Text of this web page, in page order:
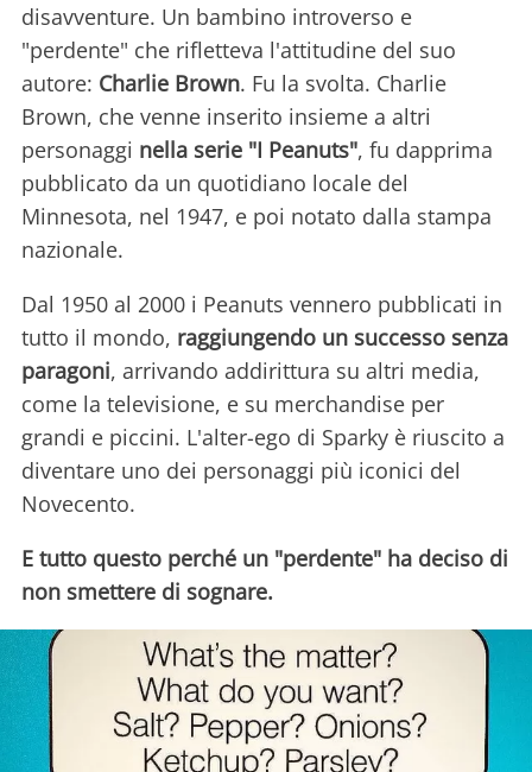
disavventure. Un bambino introverso e
"perdente" che rifletteva l'attitudine del suo
autore: Charlie Brown. Fu la svolta. Charlie
Brown, che venne inserito insieme a altri
personaggi nella serie "I Peanuts", fu dapprima
pubblicato da un quotidiano locale del
Minnesota, nel 1947, e poi notato dalla stampa
nazionale.
Dal 1950 al 2000 i Peanuts vennero pubblicati in
tutto il mondo, raggiungendo un successo senza
paragoni, arrivando addirittura su altri media,
come la televisione, e su merchandise per
grandi e piccini. L'alter-ego di Sparky è riuscito a
diventare uno dei personaggi più iconici del
Novecento.
E tutto questo perché un "perdente" ha deciso di
non smettere di sognare.